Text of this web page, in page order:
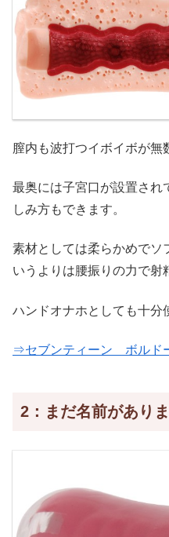
膣内も波打つイボイボが無
最奥には子宮口が設置され
しみ方もできます。
素材としては柔らかめでソ
いうよりは腰振りの力で射
ハンドオナホとしても十分
⇒セブンティーン ボルド
2：まだ名前があり